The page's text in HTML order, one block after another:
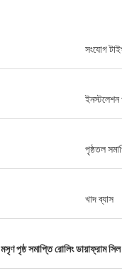
সংযোগ
ইনস্টলেশন
পৃষ্ঠতল
খাদ ব্যাস
মসৃণ পৃষ্ঠ সমাপ্তি রোলিং ডায়াফ্রাম সিল